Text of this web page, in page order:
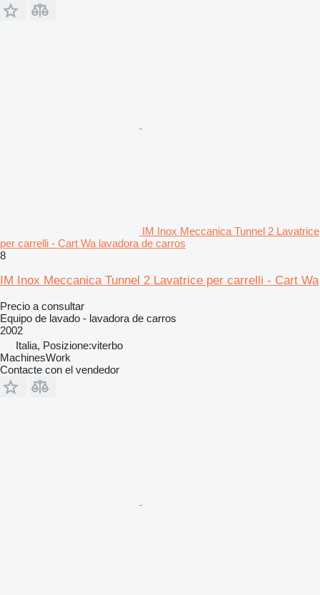
IM Inox Meccanica Tunnel 2 Lavatrice
per carrelli - Cart Wa lavadora de carros
8
IM Inox Meccanica Tunnel 2 Lavatrice per carrelli - Cart Wa
Precio a consultar
Equipo de lavado - lavadora de carros
2002
Italia, Posizione:viterbo
MachinesWork
Contacte con el vendedor